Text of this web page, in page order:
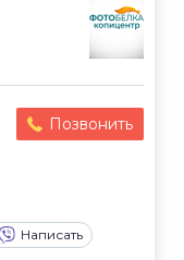
Позвонить
Написать